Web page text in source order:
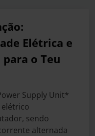
Elétrica e
o Teu
Supply Unit*
sendo
alternada